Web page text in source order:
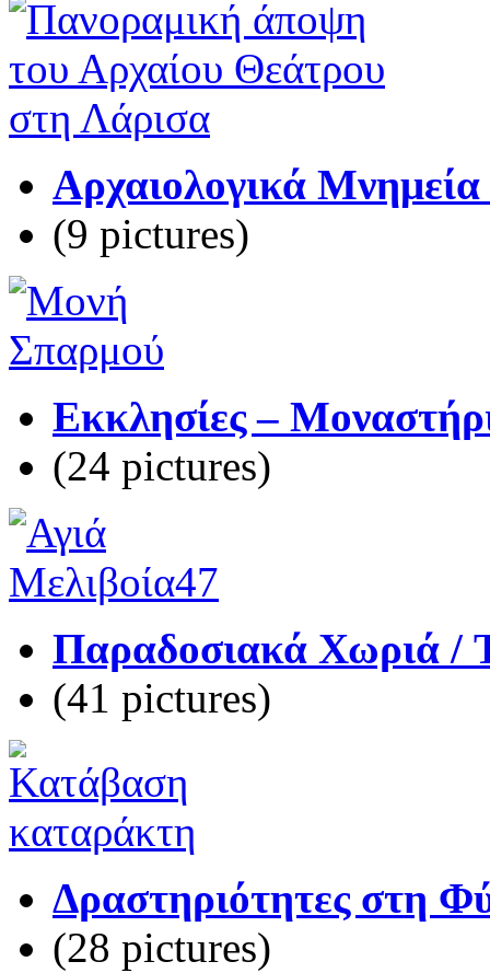
Αρχαιολογικά
(9 pictures)
Εκκλησίες –
(24 pictures)
Παραδοσιακά Χωριά /
(41 pictures)
Δραστηριότητες στη
(28 pictures)